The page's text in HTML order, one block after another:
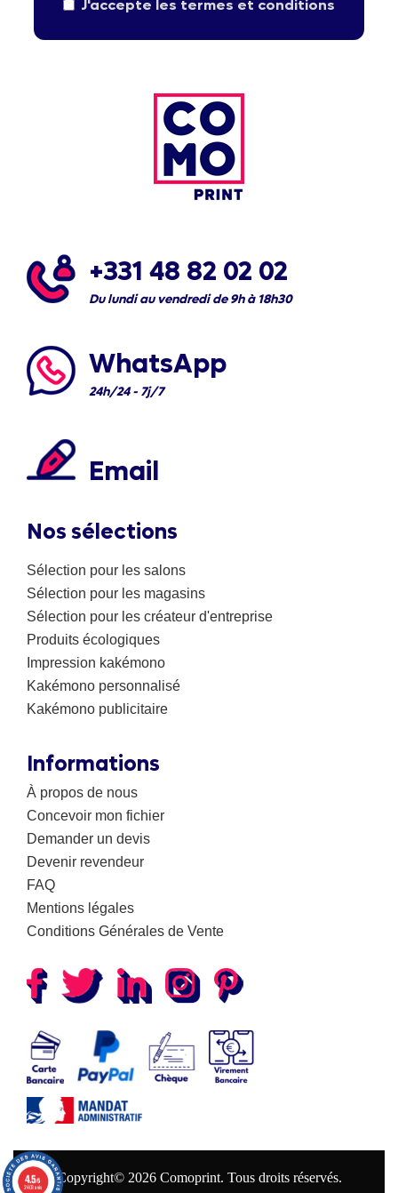
J'accepte les termes et conditions
+331 48 82 02 02
Du lundi au vendredi de 9h à 18h30
WhatsApp
24h/24 - 7j/7
Email
Nos sélections
Sélection pour les salons
Sélection pour les magasins
Sélection pour les créateur d'entreprise
Produits écologiques
Impression kakémono
Kakémono personnalisé
Kakémono publicitaire
Informations
À propos de nous
Concevoir mon fichier
Demander un devis
Devenir revendeur
FAQ
Mentions légales
Conditions Générales de Vente
Copyright© 2026 Comoprint. Tous droits réservés.
4.5/5
2403 avis